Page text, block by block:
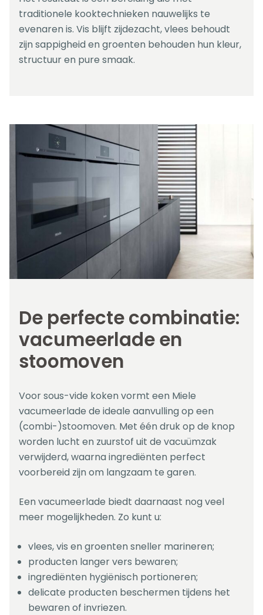
traditionele kooktechnieken nauwelijks te
evenaren is. Vis blijft zijdezacht, vlees behoudt
zijn sappigheid en groenten behouden hun kleur,
structuur en pure smaak.
De perfecte combinatie:
vacumeerlade en
stoomoven
Voor sous-vide koken vormt een Miele
vacumeerlade de ideale aanvulling op een
(combi-)stoomoven. Met één druk op de knop
worden lucht en zuurstof uit de vacuümzak
verwijderd, waarna ingrediënten perfect
voorbereid zijn om langzaam te garen.
Een vacumeerlade biedt daarnaast nog veel
meer mogelijkheden. Zo kunt u:
vlees, vis en groenten sneller marineren;
producten langer vers bewaren;
ingrediënten hygiënisch portioneren;
delicate producten beschermen tijdens het
bewaren of invriezen.